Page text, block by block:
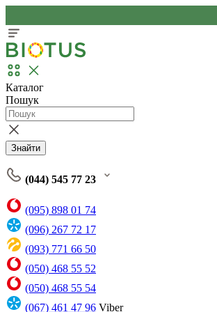
Каталог
Пошук
Знайти
(044) 545 77 23
(095) 898 01 74
(096) 267 72 17
(093) 771 66 50
(050) 468 55 52
(050) 468 55 54
(067) 461 47 96 Viber